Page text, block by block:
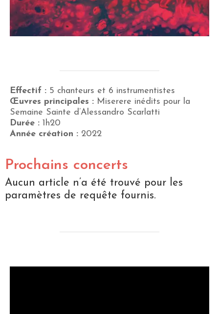
Effectif : 5 chanteurs et 6 instrumentistes
Œuvres principales : Miserere inédits pour la
Semaine Sainte d’Alessandro Scarlatti
Durée : 1h20
Année création : 2022
Prochains concerts
Aucun article n’a été trouvé pour les
paramètres de requête fournis.